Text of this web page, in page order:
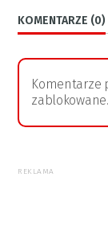
KOMENTARZE (0)
Komentarze
zablokowane.
REKLAMA